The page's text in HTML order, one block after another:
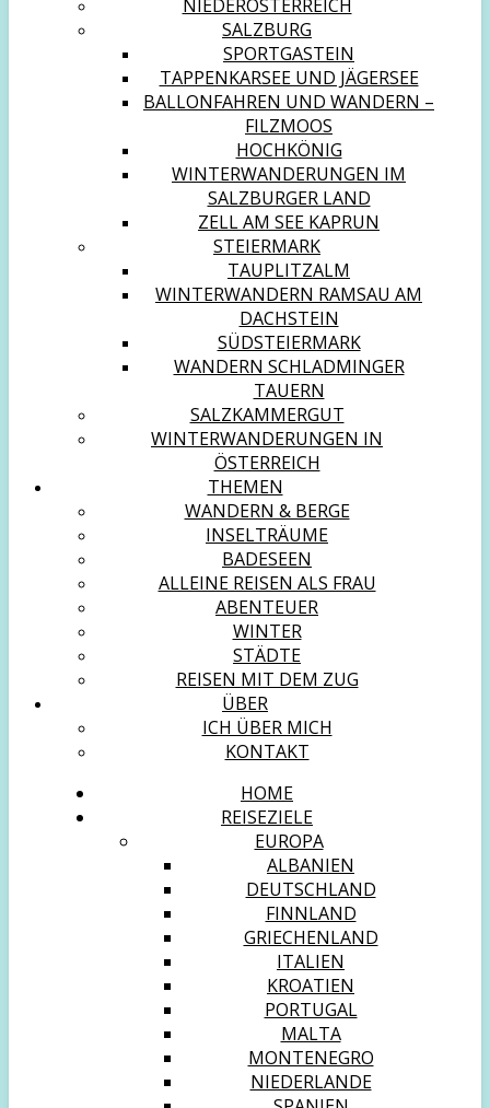
NIEDERÖSTERREICH
SALZBURG
SPORTGASTEIN
TAPPENKARSEE UND JÄGERSEE
BALLONFAHREN UND WANDERN –
FILZMOOS
HOCHKÖNIG
WINTERWANDERUNGEN IM
SALZBURGER LAND
ZELL AM SEE KAPRUN
STEIERMARK
TAUPLITZALM
WINTERWANDERN RAMSAU AM
DACHSTEIN
SÜDSTEIERMARK
WANDERN SCHLADMINGER
TAUERN
SALZKAMMERGUT
WINTERWANDERUNGEN IN
ÖSTERREICH
THEMEN
WANDERN & BERGE
INSELTRÄUME
BADESEEN
ALLEINE REISEN ALS FRAU
ABENTEUER
WINTER
STÄDTE
REISEN MIT DEM ZUG
ÜBER
ICH ÜBER MICH
KONTAKT
HOME
REISEZIELE
EUROPA
ALBANIEN
DEUTSCHLAND
FINNLAND
GRIECHENLAND
ITALIEN
KROATIEN
PORTUGAL
MALTA
MONTENEGRO
NIEDERLANDE